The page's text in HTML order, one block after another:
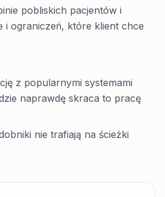
pobliskich pacjentów i
i ograniczeń, które klient chce
z popularnymi systemami
naprawdę skraca to pracę
nie trafiają na ścieżki